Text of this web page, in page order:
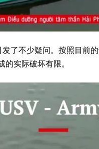
发了不少疑问。按照目前
实际破坏有限。